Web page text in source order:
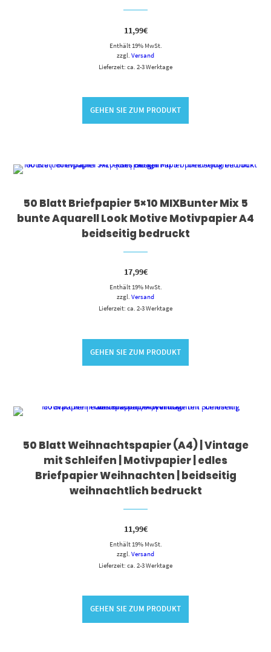
11,99€
Enthält 19% MwSt.
zzgl. Versand
Lieferzeit: ca. 2-3 Werktage
GEHEN SIE ZUM PRODUKT
50 Blatt Briefpapier 5×10 MIXBunter Mix 5
bunte Aquarell Look Motive Motivpapier A4
beidseitig bedruckt
17,99€
Enthält 19% MwSt.
zzgl. Versand
Lieferzeit: ca. 2-3 Werktage
GEHEN SIE ZUM PRODUKT
50 Blatt Weihnachtspapier (A4) | Vintage
mit Schleifen | Motivpapier | edles
Briefpapier Weihnachten | beidseitig
weihnachtlich bedruckt
11,99€
Enthält 19% MwSt.
zzgl. Versand
Lieferzeit: ca. 2-3 Werktage
GEHEN SIE ZUM PRODUKT